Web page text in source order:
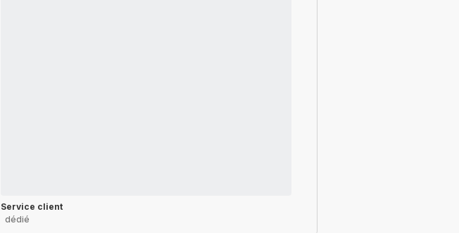
Service client
dédié